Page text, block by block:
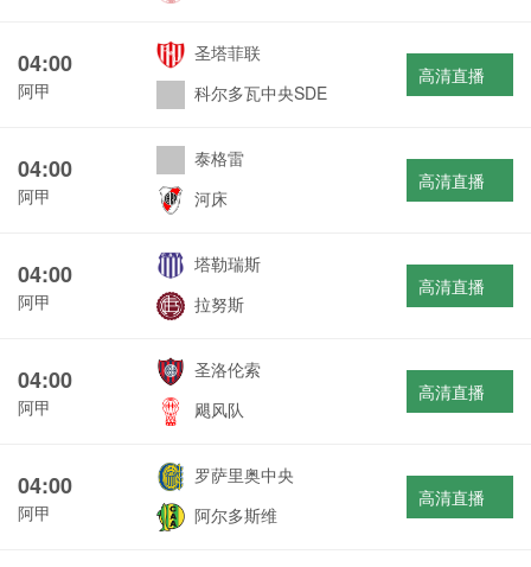
04:00
阿甲
圣塔菲联
科尔多瓦中央SDE
高清直播
04:00
阿甲
泰格雷
河床
高清直播
04:00
阿甲
塔勒瑞斯
拉努斯
高清直播
04:00
阿甲
圣洛伦索
飓风队
高清直播
04:00
阿甲
罗萨里奥中央
阿尔多斯维
高清直播